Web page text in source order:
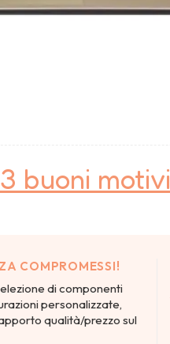
3 buoni motivi
COMPROMESSI!
di componenti
personalizzate,
qualità/prezzo sul